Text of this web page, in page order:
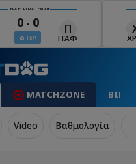
UEFA EUROPA LEAGUE
0 - 1
ΤΕΛ
Μ
ΜΠΕ ΛΊΝ
MATCHZONE
Video Βαθμολογία